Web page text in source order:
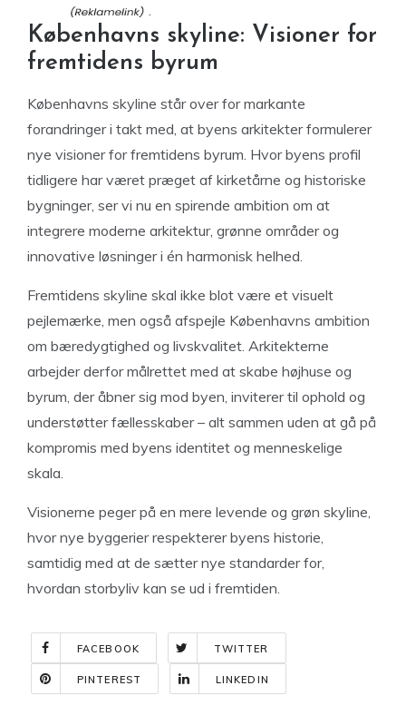
.
Københavns skyline: Visioner for
fremtidens byrum
Københavns skyline står over for markante
forandringer i takt med, at byens arkitekter formulerer
nye visioner for fremtidens byrum. Hvor byens profil
tidligere har været præget af kirketårne og historiske
bygninger, ser vi nu en spirende ambition om at
integrere moderne arkitektur, grønne områder og
innovative løsninger i én harmonisk helhed.
Fremtidens skyline skal ikke blot være et visuelt
pejlemærke, men også afspejle Københavns ambition
om bæredygtighed og livskvalitet. Arkitekterne
arbejder derfor målrettet med at skabe højhuse og
byrum, der åbner sig mod byen, inviterer til ophold og
understøtter fællesskaber – alt sammen uden at gå på
kompromis med byens identitet og menneskelige
skala.
Visionerne peger på en mere levende og grøn skyline,
hvor nye byggerier respekterer byens historie,
samtidig med at de sætter nye standarder for,
hvordan storbyliv kan se ud i fremtiden.
FACEBOOK TWITTER
PINTEREST LINKEDIN